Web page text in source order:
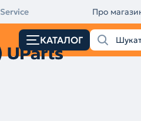
Service Про
КАТАЛОГ